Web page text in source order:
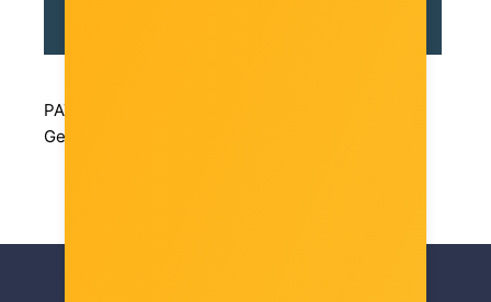
PATRIOT Viper VP4300 Lite 1TB M.2 2280 PCIe